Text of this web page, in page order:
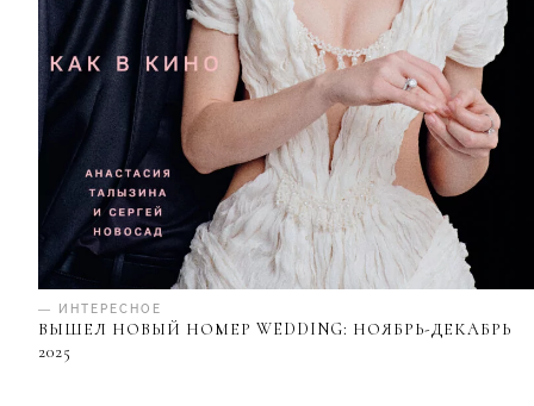
— ИНТЕРЕСНОЕ
ВЫШЕЛ НОВЫЙ НОМЕР WEDDING: НОЯБРЬ-ДЕКАБРЬ
2025